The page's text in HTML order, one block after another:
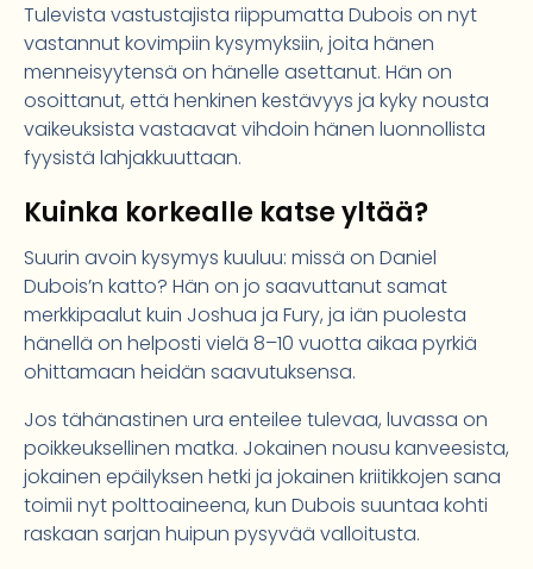
Tulevista vastustajista riippumatta Dubois on nyt
vastannut kovimpiin kysymyksiin, joita hänen
menneisyytensä on hänelle asettanut. Hän on
osoittanut, että henkinen kestävyys ja kyky nousta
vaikeuksista vastaavat vihdoin hänen luonnollista
fyysistä lahjakkuuttaan.
Kuinka korkealle katse yltää?
Suurin avoin kysymys kuuluu: missä on Daniel
Dubois’n katto? Hän on jo saavuttanut samat
merkkipaalut kuin Joshua ja Fury, ja iän puolesta
hänellä on helposti vielä 8–10 vuotta aikaa pyrkiä
ohittamaan heidän saavutuksensa.
Jos tähänastinen ura enteilee tulevaa, luvassa on
poikkeuksellinen matka. Jokainen nousu kanveesista,
jokainen epäilyksen hetki ja jokainen kriitikkojen sana
toimii nyt polttoaineena, kun Dubois suuntaa kohti
raskaan sarjan huipun pysyvää valloitusta.